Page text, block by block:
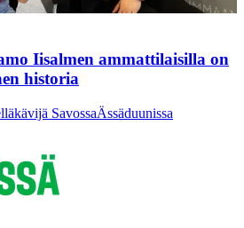
Iisalmen ammattilaisilla on
historia
SavossaÄssäduunissa